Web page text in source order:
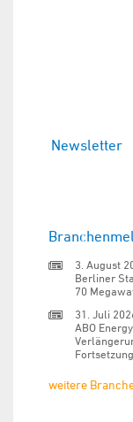
Newsletter
3. August
Berliner
70
31. Juli
ABO
weitere